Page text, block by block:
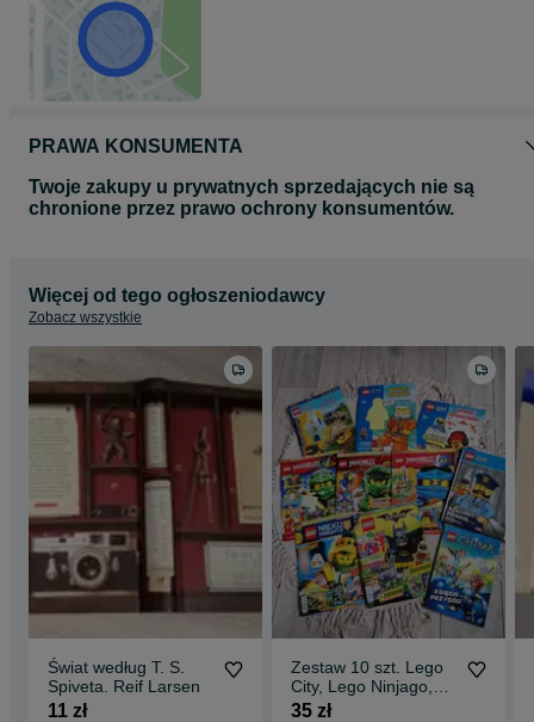
PRAWA KONSUMENTA
Twoje zakupy u prywatnych sprzedających nie są
chronione przez prawo ochrony konsumentów.
Więcej od tego ogłoszeniodawcy
Zobacz wszystkie
Świat według T. S.
Spiveta. Reif Larsen
11 zł
Zestaw 10 szt. Lego
City, Lego Ninjago,
Lego
35 zł